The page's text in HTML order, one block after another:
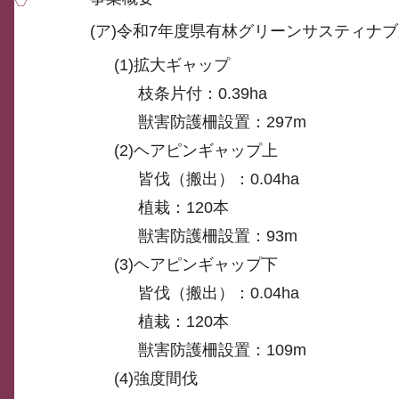
(ア)令和7年度県有林グリーンサスティナ
(1)拡大ギャップ
枝条片付：0.39ha
獣害防護柵設置：297m
(2)ヘアピンギャップ上
皆伐（搬出）：0.04ha
植栽：120本
獣害防護柵設置：93m
(3)ヘアピンギャップ下
皆伐（搬出）：0.04ha
植栽：120本
獣害防護柵設置：109m
(4)強度間伐